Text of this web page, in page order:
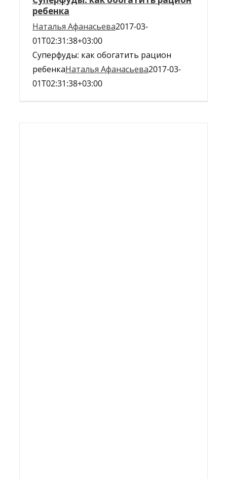
ребенка
Наталья Афанасьева2017-03-
01T02:31:38+03:00
Суперфуды: как обогатить рацион
ребенкаНаталья Афанасьева2017-03-
01T02:31:38+03:00